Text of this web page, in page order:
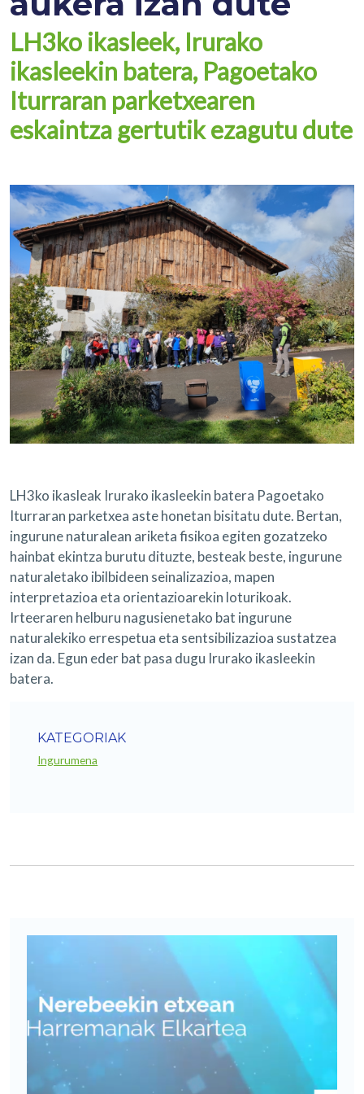
LH3ko ikasleek, Irurako
ikasleekin batera, Pagoetako
Iturraran parketxearen
eskaintza gertutik ezagutu dute
LH3ko ikasleak Irurako ikasleekin batera Pagoetako
Iturraran parketxea aste honetan bisitatu dute. Bertan,
ingurune naturalean ariketa fisikoa egiten gozatzeko
hainbat ekintza burutu dituzte, besteak beste, ingurune
naturaletako ibilbideen seinalizazioa, mapen
interpretazioa eta orientazioarekin loturikoak.
Irteeraren helburu nagusienetako bat ingurune
naturalekiko errespetua eta sentsibilizazioa sustatzea
izan da. Egun eder bat pasa dugu Irurako ikasleekin
batera.
KATEGORIAK
Ingurumena